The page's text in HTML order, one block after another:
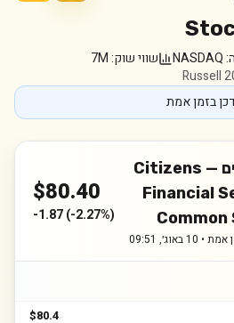
NASDAQ שווי שוק:7M
—
Citizens
Financial
אמת • 10 באוג׳, 09:51
$80.40
-1.87(-2.27%)
$80.4